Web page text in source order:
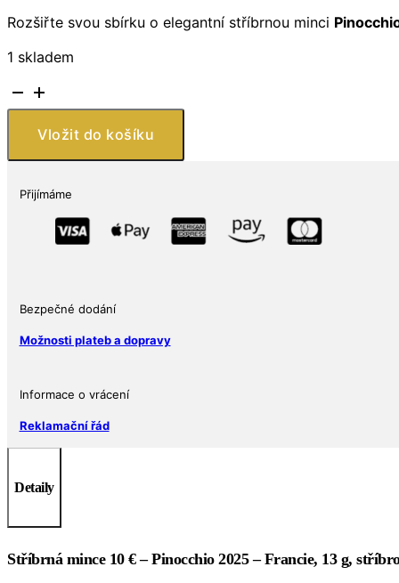
Rozšiřte svou sbírku o elegantní stříbrnou minci
1 skladem
Stříbrná
mince
Pinocchio
Vložit do košíku
Přijímáme
Bezpečné dodání
Možnosti plateb a dopravy
Informace o vrácení
Reklamační řád
Detaily
Stříbrná mince 10 € – Pinocchio 2025 – Francie, 13 g,